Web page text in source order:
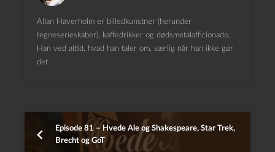
Allan Haverholm er billedkunstner (herunder
tegneserieskaber), kaffedrikker og dødsmetalafficionado.
Han ved altid, hvad han taler om, særlig når han ikke gør
det.
Episode 81 – Hvede Ale og Shakespeare, Star Trek,
Brecht og GoT